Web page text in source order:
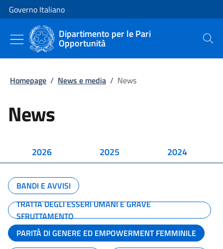
Vai al contenuto
Vai alla navigazione del sito
Governo Italiano
Dipartimento per le Pari
Opportunità Cerca
Homepage / News e media / News
News
2026 2025 2024
BANDI E AVVISI
TRATTA DEGLI ESSERI UMANI E GRAVE
SFRUTTAMENTO
PARITÀ DI GENERE ED EMPOWERMENT FEMMINILE